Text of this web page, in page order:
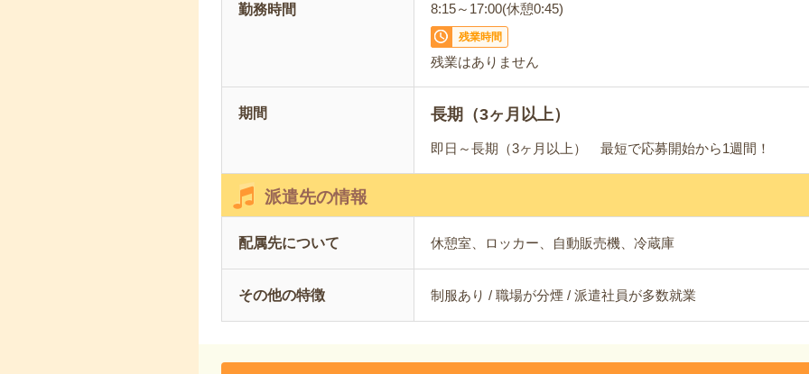
勤務時間 8:15～17:00(休憩0:45)
残業時間
残業はありません
期間 長期（3ヶ月以上）
即日～長期（3ヶ月以上） 最短で応募開始から1週間！
派遣先の情報
配属先について 休憩室、ロッカー、自動販売機、冷蔵庫
その他の特徴 制服あり / 職場が分煙 / 派遣社員が多数就業